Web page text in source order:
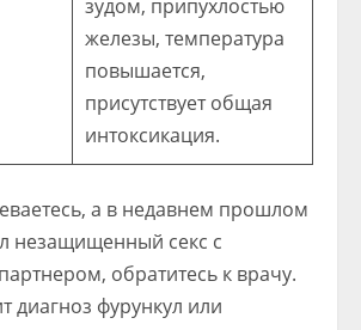
зудом, припухлостью
железы, температура
повышается,
присутствует общая
интоксикация.
а в недавнем прошлом
незащищенный секс с
обратитесь к врачу.
диагноз фурункул или